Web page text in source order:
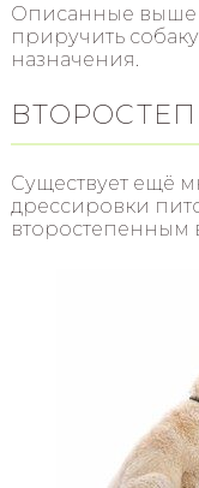
Описанные выше
приручить
назначения.
Существует ещё
дрессировки
второстепенным